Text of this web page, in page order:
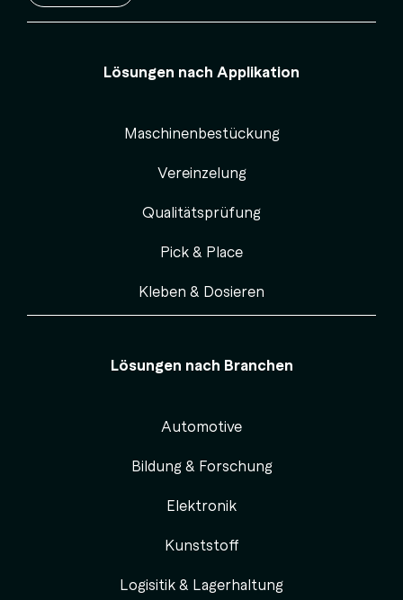
Lösungen nach Applikation
Maschinenbestückung
Vereinzelung
Qualitätsprüfung
Pick & Place
Kleben & Dosieren
Lösungen nach Branchen
Automotive
Bildung & Forschung
Elektronik
Kunststoff
Logisitik & Lagerhaltung